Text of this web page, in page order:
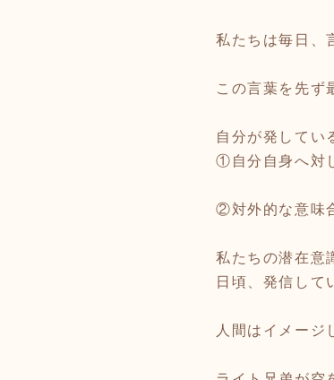
私たちは毎日、
この言葉を先ず
自分が発してい
①自分自身へ対
②対外的な意味
私たちの潜在意
日頃、発信して
人間はイメージ